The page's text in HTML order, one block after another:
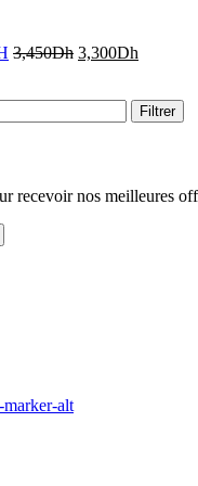
3,450Dh 3,300Dh
Filtrer
recevoir nos meilleures
alt